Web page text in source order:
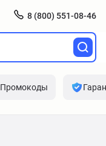
8 (800) 551-08-46
Промокоды